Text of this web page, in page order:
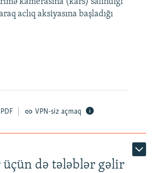
720p 1080p
1080p
kamerasına (kars) salındığı
aclıq aksiyasına başladığı
PDF VPN-siz açmaq
də tələblər gəlir